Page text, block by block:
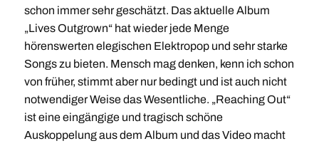
schon immer sehr geschätzt. Das aktuelle Album
„Lives Outgrown“ hat wieder jede Menge
hörenswerten elegischen Elektropop und sehr starke
Songs zu bieten. Mensch mag denken, kenn ich schon
von früher, stimmt aber nur bedingt und ist auch nicht
notwendiger Weise das Wesentliche. „Reaching Out“
ist eine eingängige und tragisch schöne
Auskoppelung aus dem Album und das Video macht